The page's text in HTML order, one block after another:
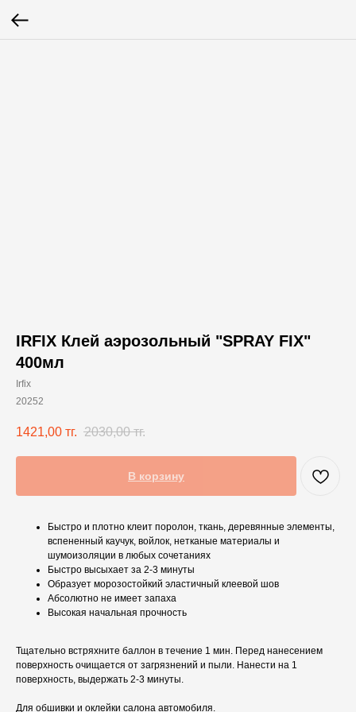
IRFIX Клей аэрозольный "SPRAY FIX"
400мл
Irfix
20252
1421,00 тг. 2030,00 тг.
В корзину
Быстро и плотно клеит поролон, ткань, деревянные элементы,
вспененный каучук, войлок, нетканые материалы и
шумоизоляции в любых сочетаниях
Быстро высыхает за 2-3 минуты
Образует морозостойкий эластичный клеевой шов
Абсолютно не имеет запаха
Высокая начальная прочность
Тщательно встряхните баллон в течение 1 мин. Перед нанесением
поверхность очищается от загрязнений и пыли. Нанести на 1
поверхность, выдержать 2-3 минуты.
Для обшивки и оклейки салона автомобиля.